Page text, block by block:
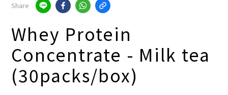
Share
Whey Protein
Concentrate - Milk tea
(30packs/box)